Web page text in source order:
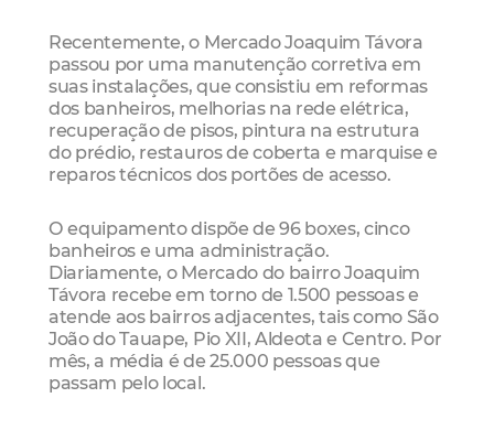
Recentemente, o Mercado Joaquim Távora
passou por uma manutenção corretiva em
suas instalações, que consistiu em reformas
dos banheiros, melhorias na rede elétrica,
recuperação de pisos, pintura na estrutura
do prédio, restauros de coberta e marquise e
reparos técnicos dos portões de acesso.
O equipamento dispõe de 96 boxes, cinco
banheiros e uma administração.
Diariamente, o Mercado do bairro Joaquim
Távora recebe em torno de 1.500 pessoas e
atende aos bairros adjacentes, tais como São
João do Tauape, Pio XII, Aldeota e Centro. Por
mês, a média é de 25.000 pessoas que
passam pelo local.